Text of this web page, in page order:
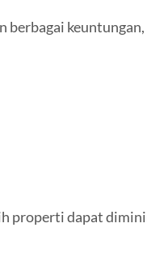
properti dapat